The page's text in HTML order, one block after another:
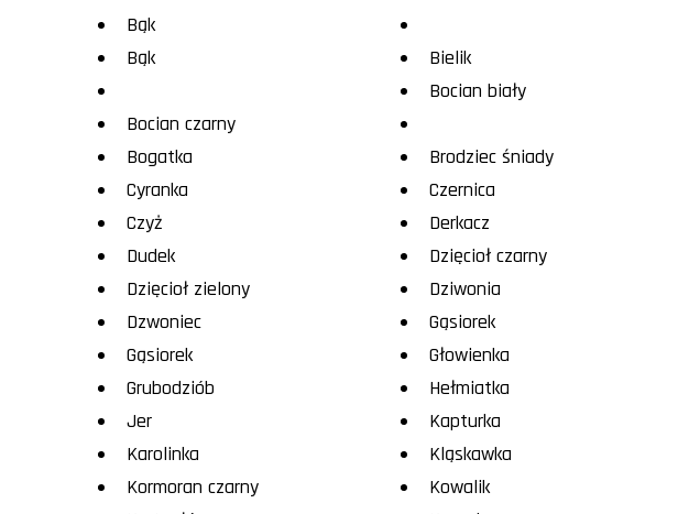
Bąk
Bąk
Bielik
Bocian biały
Bocian czarny
Bogatka
Brodziec śniady
Cyranka
Czernica
Czyż
Derkacz
Dudek
Dzięcioł czarny
Dzięcioł zielony
Dziwonia
Dzwoniec
Gąsiorek
Gąsiorek
Głowienka
Grubodziób
Hełmiatka
Jer
Kapturka
Karolinka
Kląskawka
Kormoran czarny
Kowalik